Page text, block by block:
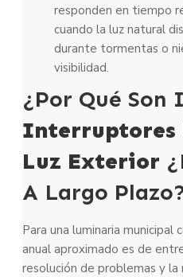
responden en tiempo
cuando la luz natural
durante tormentas o
visibilidad.
¿Por Qué Son
Interruptores
Luz Exterior
A Largo
Para una luminaria
anual aproximado es de
resolución de problemas y la